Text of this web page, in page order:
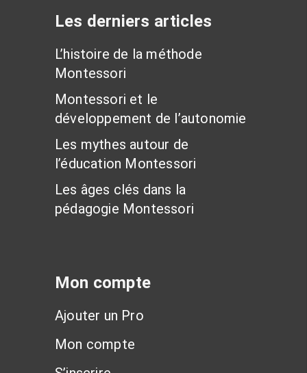
Les derniers articles
L’histoire de la méthode
Montessori
Montessori et le
développement de l’autonomie
Les mythes autour de
l’éducation Montessori
Les âges clés dans la
pédagogie Montessori
Mon compte
Ajouter un Pro
Mon compte